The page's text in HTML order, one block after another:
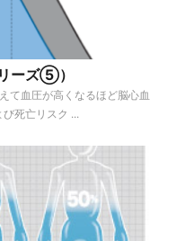
ーズ⑤）
て血圧が高くなるほど脳心血
死亡リスク ...